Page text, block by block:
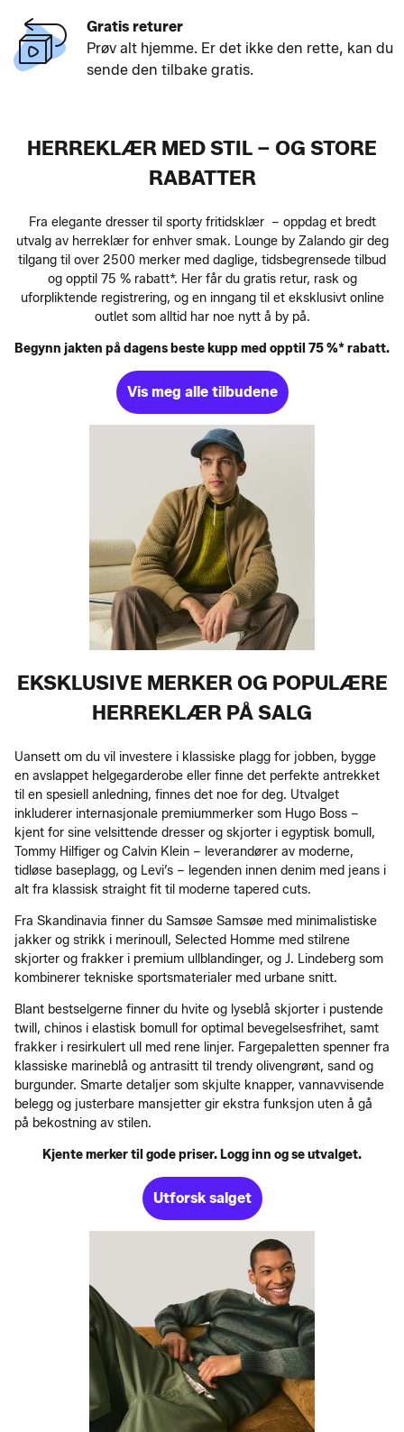
Gratis returer
Prøv alt hjemme. Er det ikke den rette, kan du
sende den tilbake gratis.
HERREKLÆR MED STIL – OG STORE
RABATTER
Fra elegante dresser til sporty fritidsklær – oppdag et bredt
utvalg av herreklær for enhver smak. Lounge by Zalando gir deg
tilgang til over 2500 merker med daglige, tidsbegrensede tilbud
og opptil 75 % rabatt*. Her får du gratis retur, rask og
uforpliktende registrering, og en inngang til et eksklusivt online
outlet som alltid har noe nytt å by på.
Begynn jakten på dagens beste kupp med opptil 75 %* rabatt.
Vis meg alle tilbudene
EKSKLUSIVE MERKER OG POPULÆRE
HERREKLÆR PÅ SALG
Uansett om du vil investere i klassiske plagg for jobben, bygge
en avslappet helgegarderobe eller finne det perfekte antrekket
til en spesiell anledning, finnes det noe for deg. Utvalget
inkluderer internasjonale premiummerker som Hugo Boss –
kjent for sine velsittende dresser og skjorter i egyptisk bomull,
Tommy Hilfiger og Calvin Klein – leverandører av moderne,
tidløse baseplagg, og Levi’s – legenden innen denim med jeans i
alt fra klassisk straight fit til moderne tapered cuts.
Fra Skandinavia finner du Samsøe Samsøe med minimalistiske
jakker og strikk i merinoull, Selected Homme med stilrene
skjorter og frakker i premium ullblandinger, og J. Lindeberg som
kombinerer tekniske sportsmaterialer med urbane snitt.
Blant bestselgerne finner du hvite og lyseblå skjorter i pustende
twill, chinos i elastisk bomull for optimal bevegelsesfrihet, samt
frakker i resirkulert ull med rene linjer. Fargepaletten spenner fra
klassiske marineblå og antrasitt til trendy olivengrønt, sand og
burgunder. Smarte detaljer som skjulte knapper, vannavvisende
belegg og justerbare mansjetter gir ekstra funksjon uten å gå
på bekostning av stilen.
Kjente merker til gode priser. Logg inn og se utvalget.
Utforsk salget